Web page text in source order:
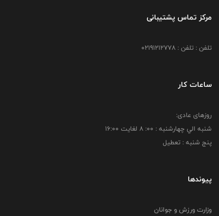
مرکز تماس پشتیبانی
تلفن : تلفن : 02191212778
ساعات کار
روزهای عادی:
شنبه الي چهارشنبه : 00: 8 لغايت 16:00
پنج شنبه : تعطیل
پیوندها
وزارت ورزش و جوانان